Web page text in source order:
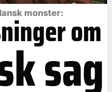
monster: om
sag